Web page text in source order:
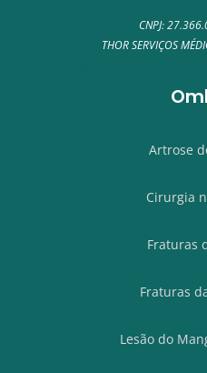
CNPJ:
THOR SERVIÇOS
Artrose
Cirurgia
Fraturas
Fraturas
Lesão do